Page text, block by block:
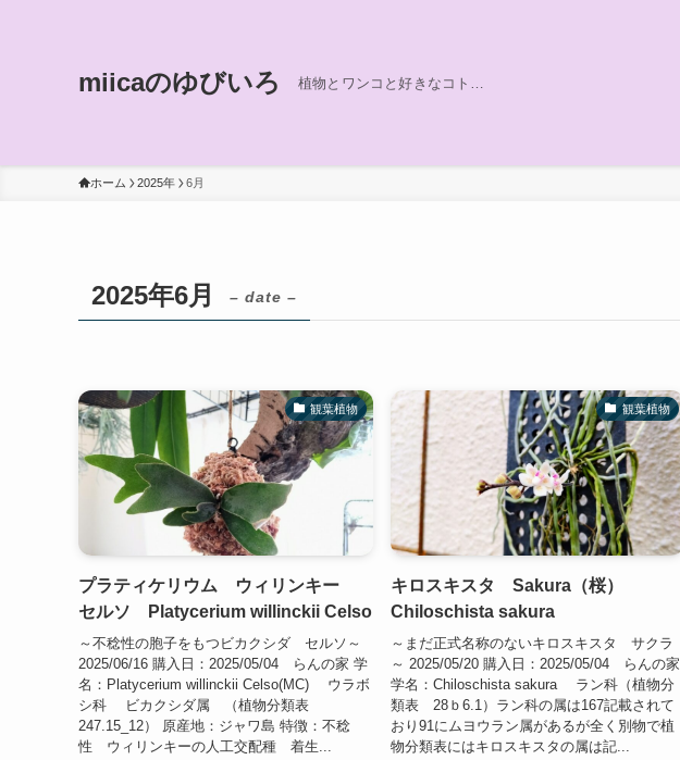
miicaのゆびいろ 植物とワンコと好きなコト…
ホーム 2025年 6月
2025年6月 – date –
観葉植物
プラティケリウム ウィリンキー
セルソ Platycerium willinckii Celso
～不稔性の胞子をもつビカクシダ セルソ～
2025/06/16 購入日：2025/05/04 らんの家 学
名：Platycerium willinckii Celso(MC) ウラボ
シ科 ビカクシダ属 （植物分類表
247.15_12） 原産地：ジャワ島 特徴：不稔
性 ウィリンキーの人工交配種 着生...
観葉植物
キロスキスタ Sakura（桜）
Chiloschista sakura
～まだ正式名称のないキロスキスタ サクラ
～ 2025/05/20 購入日：2025/05/04 らんの家
学名：Chiloschista sakura ラン科（植物分
類表 28ｂ6.1）ラン科の属は167記載されて
おり91にムヨウラン属があるが全く別物で植
物分類表にはキロスキスタの属は記...